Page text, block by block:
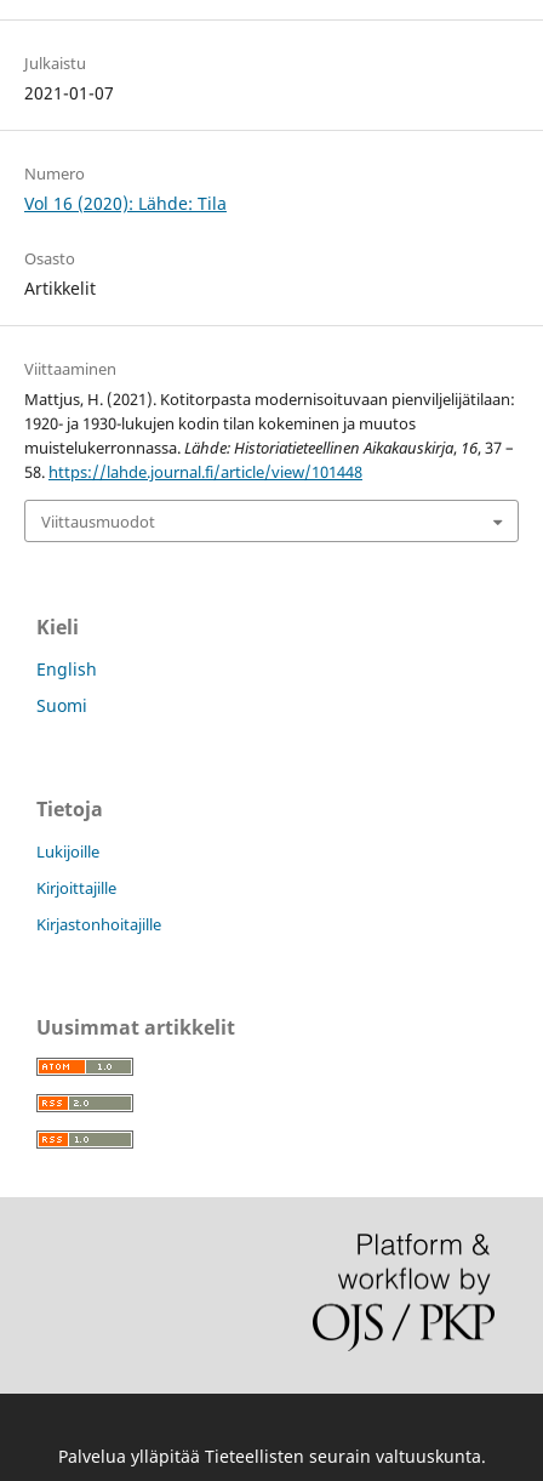
Julkaistu
2021-01-07
Numero
Vol 16 (2020): Lähde: Tila
Osasto
Artikkelit
Viittaaminen
Mattjus, H. (2021). Kotitorpasta modernisoituvaan pienviljelijätilaan:
1920- ja 1930-lukujen kodin tilan kokeminen ja muutos
muistelukerronnassa.Lähde: Historiatieteellinen Aikakauskirja, 16, 37 –
58. https://lahde.journal.fi/article/view/101448
Viittausmuodot
Kieli
English
Suomi
Tietoja
Lukijoille
Kirjoittajille
Kirjastonhoitajille
Uusimmat artikkelit
Palvelua ylläpitää Tieteellisten seurain valtuuskunta.